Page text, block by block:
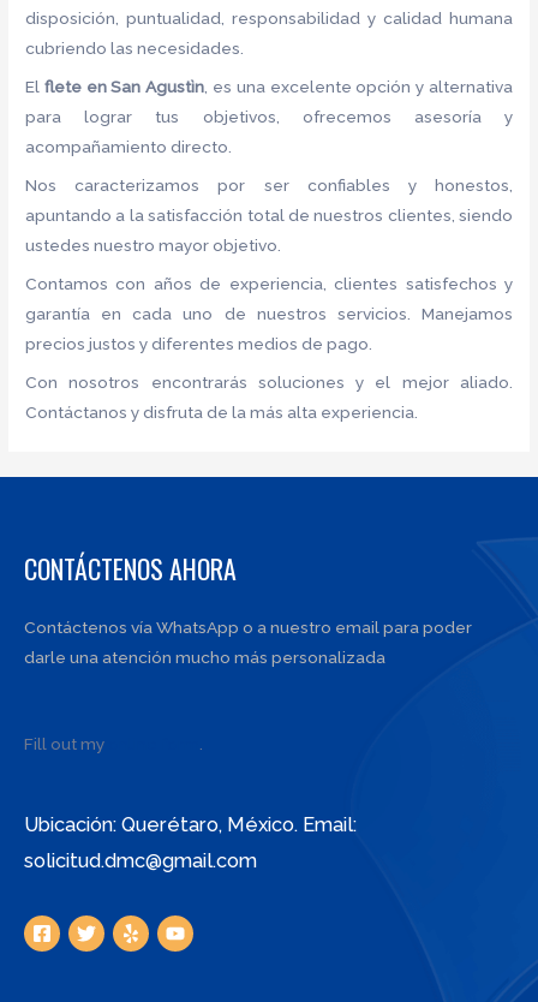
disposición, puntualidad, responsabilidad y calidad humana
cubriendo las necesidades.
El flete en San Agustìn , es una excelente opción y alternativa
para lograr tus objetivos, ofrecemos asesoría y
acompañamiento directo.
Nos caracterizamos por ser confiables y honestos,
apuntando a la satisfacción total de nuestros clientes, siendo
ustedes nuestro mayor objetivo.
Contamos con años de experiencia, clientes satisfechos y
garantía en cada uno de nuestros servicios. Manejamos
precios justos y diferentes medios de pago.
Con nosotros encontrarás soluciones y el mejor aliado.
Contáctanos y disfruta de la más alta experiencia.
CONTÁCTENOS AHORA
Contáctenos vía WhatsApp o a nuestro email para poder
darle una atención mucho más personalizada
Fill out my .
Ubicación: Querétaro, México. Email:
solicitud.dmc@gmail.com